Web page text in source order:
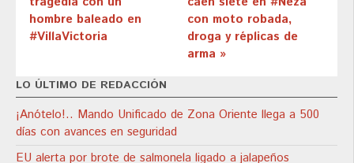
hombre baleado en
#VillaVictoria
con moto robada,
droga y réplicas de
arma »
LO ÚLTIMO DE REDACCIÓN
¡Anótelo!.. Mando Unificado de Zona Oriente llega a 500
días con avances en seguridad
EU alerta por brote de salmonela ligado a jalapeños